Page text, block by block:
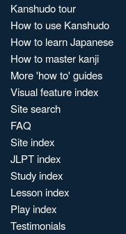
Kanshudo tour
How to use Kanshudo
How to learn Japanese
How to master kanji
More 'how to' guides
Visual feature index
Site search
FAQ
Site index
JLPT index
Study index
Lesson index
Play index
Testimonials